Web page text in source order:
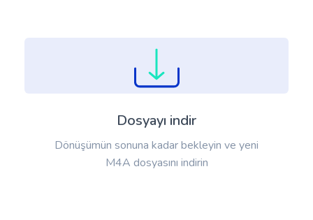
Dosyayı indir
Dönüşümün sonuna kadar bekleyin ve yeni
M4A dosyasını indirin